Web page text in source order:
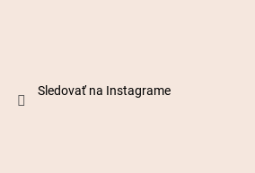
Sledovať na Instagrame